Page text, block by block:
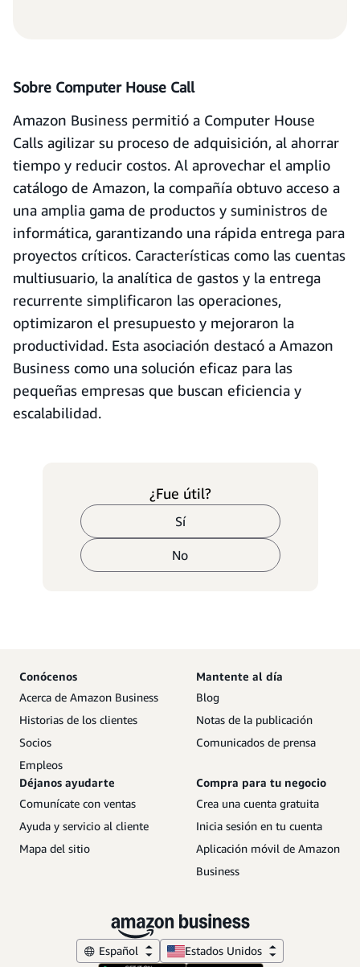
Sobre Computer House Call
Amazon Business permitió a Computer House
Calls agilizar su proceso de adquisición, al ahorrar
tiempo y reducir costos. Al aprovechar el amplio
catálogo de Amazon, la compañía obtuvo acceso a
una amplia gama de productos y suministros de
informática, garantizando una rápida entrega para
proyectos críticos. Características como las cuentas
multiusuario, la analítica de gastos y la entrega
recurrente simplificaron las operaciones,
optimizaron el presupuesto y mejoraron la
productividad. Esta asociación destacó a Amazon
Business como una solución eficaz para las
pequeñas empresas que buscan eficiencia y
escalabilidad.
¿Fue útil?
Sí
No
Conócenos
Acerca de Amazon Business
Historias de los clientes
Socios
Empleos
Mantente al día
Blog
Notas de la publicación
Comunicados de prensa
Déjanos ayudarte
Comunícate con ventas
Ayuda y servicio al cliente
Mapa del sitio
Compra para tu negocio
Crea una cuenta gratuita
Inicia sesión en tu cuenta
Aplicación móvil de Amazon
Business
Español Estados Unidos